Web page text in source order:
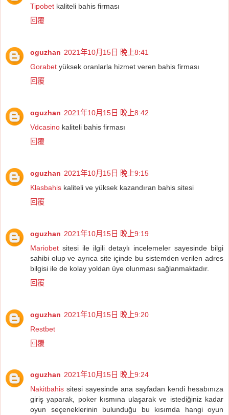
Tipobet kaliteli bahis firması
回覆
oguzhan 2021年10月15日 晚上8:41
Gorabet yüksek oranlarla hizmet veren bahis firması
回覆
oguzhan 2021年10月15日 晚上8:42
Vdcasino kaliteli bahis firması
回覆
oguzhan 2021年10月15日 晚上9:15
Klasbahis kaliteli ve yüksek kazandıran bahis sitesi
回覆
oguzhan 2021年10月15日 晚上9:19
Mariobet sitesi ile ilgili detaylı incelemeler sayesinde bilgi
sahibi olup ve ayrıca site içinde bu sistemden verilen adres
bilgisi ile de kolay yoldan üye olunması sağlanmaktadır.
回覆
oguzhan 2021年10月15日 晚上9:20
Restbet
回覆
oguzhan 2021年10月15日 晚上9:24
Nakitbahis sitesi sayesinde ana sayfadan kendi hesabınıza
giriş yaparak, poker kısmına ulaşarak ve istediğiniz kadar
oyun seçeneklerinin bulunduğu bu kısımda hangi oyun